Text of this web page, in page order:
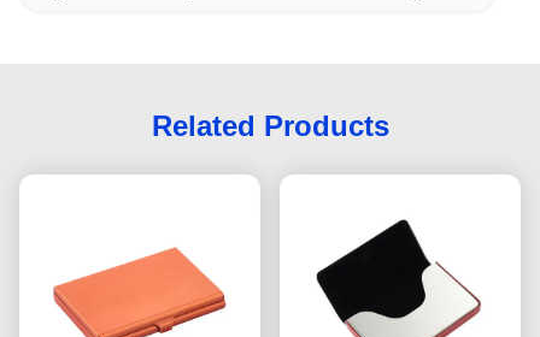
Related Products